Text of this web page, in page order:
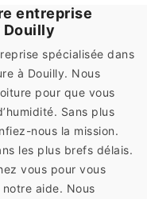
entreprise
Douilly
spécialisée dans
à Douilly. Nous
pour que vous
Sans plus
nous la mission.
les plus brefs délais.
vous pour vous
aide. Nous